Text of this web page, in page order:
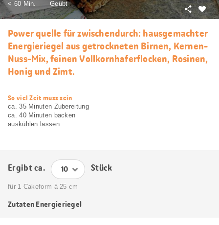
< 60 Min.
Geübt
Als
Teilen
Power quelle für zwischendurch: hausgemachter
Energieriegel aus getrockneten Birnen, Kernen-
Nuss-Mix, feinen Vollkornhaferflocken, Rosinen,
Honig und Zimt.
web.recipe.accessibilityTitle
So viel Zeit muss sein
ca. 35 Minuten Zubereitung
ca. 40 Minuten backen
auskühlen lassen
Ergibt ca. Stück
für 1 Cakeform à 25 cm
Zutaten Energieriegel